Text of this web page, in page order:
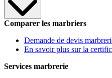
Comparer les marbriers
Demande de devis
En savoir plus sur la
Services marbrerie